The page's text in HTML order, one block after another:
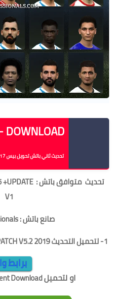
DOWNLOAD - التحميل :
تحديث ثاني باتش تحويل بيس 17 الى بيس 19 بالكامل
تحديث متوافق باتش : +UPDATE
V1
صانع باتش :
1- لتحميل
التحديث 2019 PES Professionals UPDATE PATCH V5.2
برابط
او لتحميل